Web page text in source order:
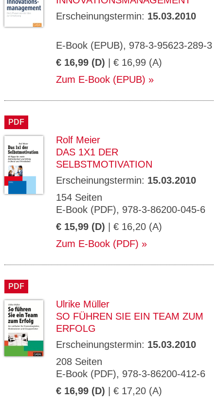
Erscheinungstermin: 15.03.2010
E-Book (EPUB), 978-3-95623-289-3
€ 16,99 (D) | € 16,99 (A)
Zum E-Book (EPUB)
PDF
Rolf Meier
DAS 1X1 DER
SELBSTMOTIVATION
Erscheinungstermin: 15.03.2010
154 Seiten
E-Book (PDF), 978-3-86200-045-6
€ 15,99 (D) | € 16,20 (A)
Zum E-Book (PDF)
PDF
Ulrike Müller
SO FÜHREN SIE EIN TEAM ZUM
ERFOLG
Erscheinungstermin: 15.03.2010
208 Seiten
E-Book (PDF), 978-3-86200-412-6
€ 16,99 (D) | € 17,20 (A)